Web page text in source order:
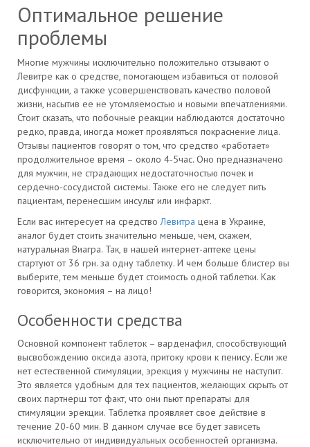
Оптимальное решение
проблемы
Многие мужчины исключительно положительно отзывают о
Левитре как о средстве, помогающем избавиться от половой
дисфункции, а также усовершенствовать качество половой
жизни, насытив ее не утомляемостью и новыми впечатлениями.
Стоит сказать, что побочные реакции наблюдаются достаточно
редко, правда, иногда может проявляться покраснение лица.
Отзывы пациентов говорят о том, что средство «работает»
продолжительное время – около 4-5час. Оно предназначено
для мужчин, не страдающих недостаточностью почек и
сердечно-сосудистой системы. Также его не следует пить
пациентам, перенесшим инсульт или инфаркт.
Если вас интересует на средствоЛевитра цена в Украине,
аналог будет стоить значительно меньше, чем, скажем,
натуральная Виагра. Так, в нашей интернет-аптеке цены
стартуют от 36 грн. за одну таблетку. И чем больше блистер вы
выберите, тем меньше будет стоимость одной таблетки. Как
говорится, экономия – на лицо!
Особенности средства
Основной компонент таблеток – варденафил, способствующий
высвобождению оксида азота, притоку крови к пенису. Если же
нет естественной стимуляции, эрекция у мужчины не наступит.
Это является удобным для тех пациентов, желающих скрыть от
своих партнерш тот факт, что они пьют препараты для
стимуляции эрекции. Таблетка проявляет свое действие в
течение 20-60 мин. В данном случае все будет зависеть
исключительно от индивидуальных особенностей организма.